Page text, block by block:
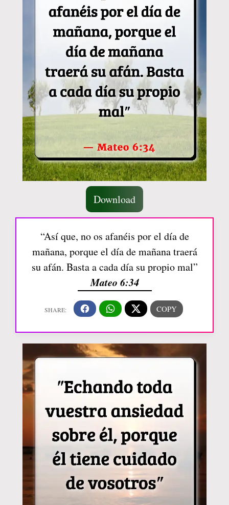
Download
“Así que, no os afanéis por el día de
mañana, porque el día de mañana traerá
su afán. Basta a cada día su propio mal”
Mateo 6:34